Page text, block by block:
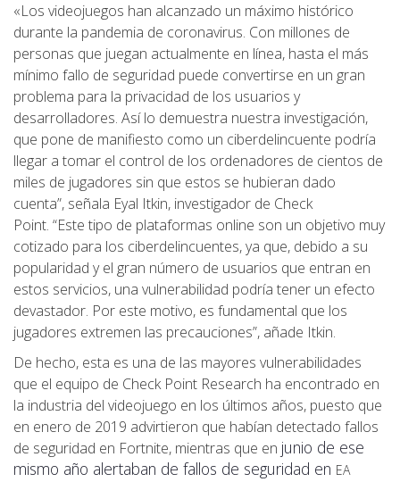
«Los videojuegos han alcanzado un máximo histórico
durante la pandemia de coronavirus. Con millones de
personas que juegan actualmente en línea, hasta el más
mínimo fallo de seguridad puede convertirse en un gran
problema para la privacidad de los usuarios y
desarrolladores. Así lo demuestra nuestra investigación,
que pone de manifiesto como un ciberdelincuente podría
llegar a tomar el control de los ordenadores de cientos de
miles de jugadores sin que estos se hubieran dado
cuenta”, señala Eyal Itkin, investigador de Check
Point. “Este tipo de plataformas online son un objetivo muy
cotizado para los ciberdelincuentes, ya que, debido a su
popularidad y el gran número de usuarios que entran en
estos servicios, una vulnerabilidad podría tener un efecto
devastador. Por este motivo, es fundamental que los
jugadores extremen las precauciones”, añade Itkin.
De hecho, esta es una de las mayores vulnerabilidades
que el equipo de Check Point Research ha encontrado en
la industria del videojuego en los últimos años, puesto que
en enero de 2019 advirtieron que habían detectado fallos
de seguridad en Fortnite, mientras que en junio de ese
mismo año alertaban de fallos de seguridad en EA